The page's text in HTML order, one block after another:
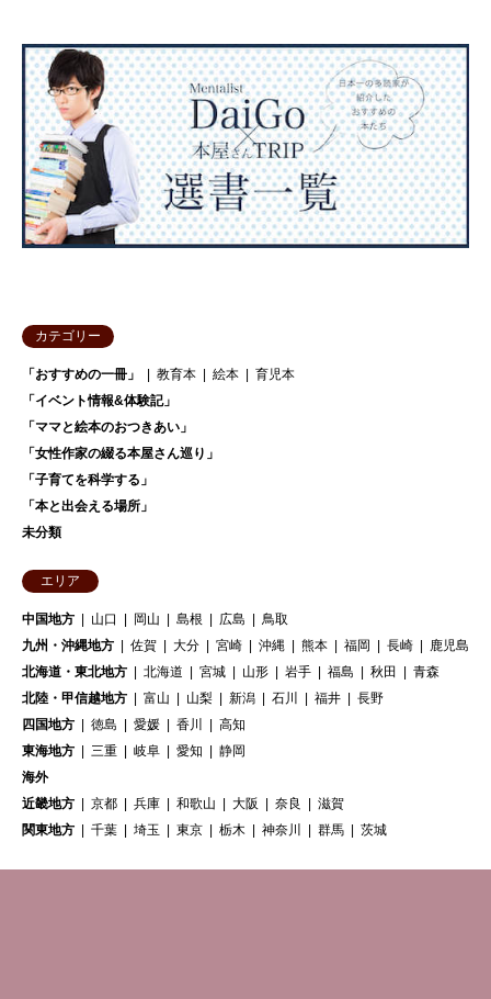
カテゴリー
「おすすめの一冊」 教育本 絵本
育児本
「イベント情報&体験記」
「ママと絵本のおつきあい」
「女性作家の綴る本屋さん巡り」
「子育てを科学する」
「本と出会える場所」
未分類
エリア
中国地方 山口 岡山 島根 広島
鳥取
九州・沖縄地方
佐賀 大分 宮崎 沖縄 熊本 福岡 長崎
鹿児島
北海道・東北地方
北海道 宮城 山形 岩手 福島 秋田
青森
北陸・甲信越地方
富山 山梨 新潟 石川 福井
長野
四国地方
徳島 愛媛 香川
高知
東海地方
三重 岐阜 愛知
静岡
海外
近畿地方
京都 兵庫 和歌山 大阪 奈良
滋賀
関東地方
千葉 埼玉 東京 栃木 神奈川 群馬 茨城